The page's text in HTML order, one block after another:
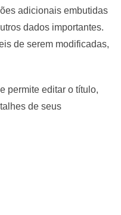
adicionais embutidas
dados importantes.
de serem modificadas,
permite editar o título,
de seus